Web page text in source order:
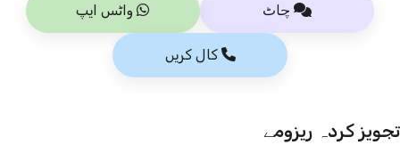
چاٹ واٹس ایپ
کال کریں
تجویز کردہ ریزومے